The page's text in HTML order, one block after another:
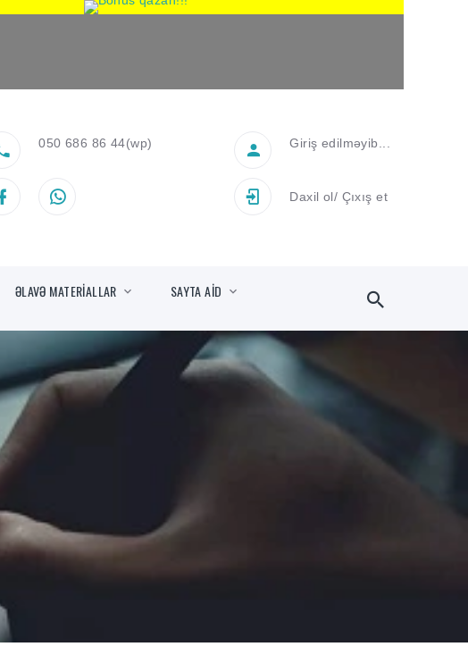
050 686 86 44(wp) Giriş edilməyib...
Daxil ol/ Çıxış et
ƏLAVƏ MATERİALLAR SAYTA AİD